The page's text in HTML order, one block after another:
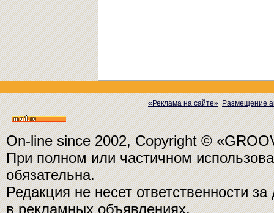
«Реклама на сайте» Размещение
On-line since 2002, Copyright ©
При полном или частичном
обязательна.
Редакция не несет ответственности
в рекламных объявлениях.